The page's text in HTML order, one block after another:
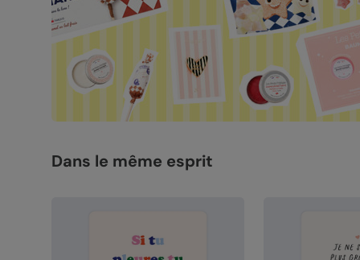
Dans le même esprit